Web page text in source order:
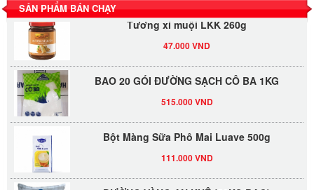
SẢN PHẨM BÁN CHẠY
Tương xí muội LKK 260g
BAO 20 GÓI ĐƯỜNG SẠCH CÔ BA 1KG
ĐƯỜNG VÀNG AN KHÊ (50KG/BAO)